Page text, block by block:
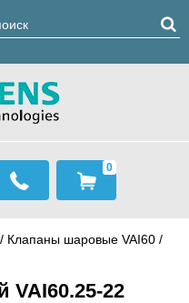
0
/ Клапаны шаровые VAI60 /
VAI60.25-22